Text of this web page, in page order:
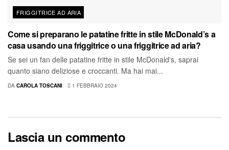
FRIGGITRICE AD ARIA
Come si preparano le patatine fritte in stile McDonald’s a
casa usando una friggitrice o una friggitrice ad aria?
Se sei un fan delle patatine fritte in stile McDonald's, saprai
quanto siano deliziose e croccanti. Ma hai mai...
DA CAROLA TOSCANI 1 FEBBRAIO 2024
Lascia un commento